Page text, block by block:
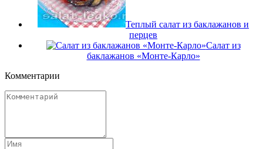
Теплый салат из баклажанов и
перцев
Салат из
баклажанов «Монте-Карло»
Комментарии